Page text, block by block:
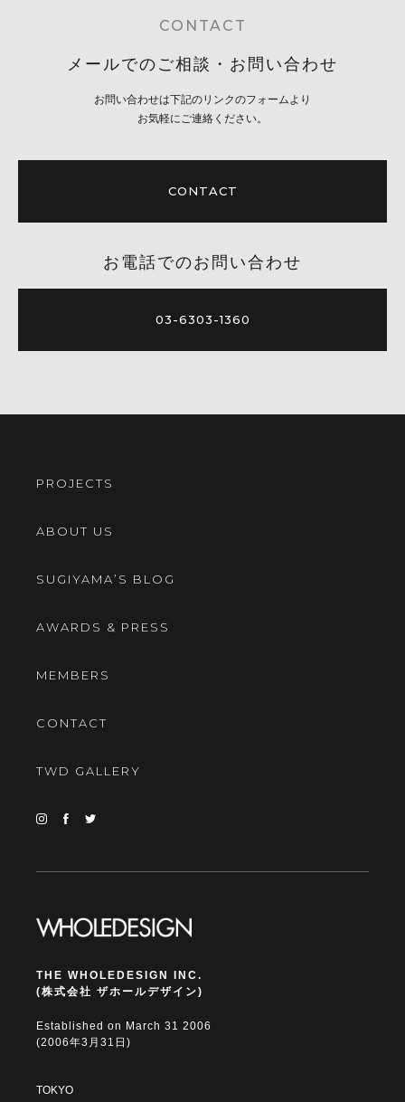
CONTACT
メールでのご相談・お問い合わせ
お問い合わせは下記のリンクのフォームより
お気軽にご連絡ください。
CONTACT
お電話でのお問い合わせ
03-6303-1360
PROJECTS
ABOUT US
SUGIYAMA’S BLOG
AWARDS & PRESS
MEMBERS
CONTACT
TWD GALLERY
THE WHOLEDESIGN INC.
(株式会社 ザホールデザイン)
Established on March 31 2006
(2006年3月31日)
TOKYO